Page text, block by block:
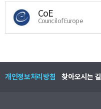
CoE
Council of Europe
개인정보처리방침 찾아오시는 길